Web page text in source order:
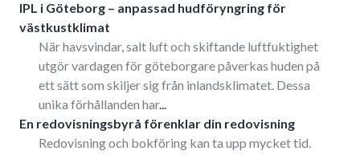
IPL i Göteborg – anpassad hudföryngring för
västkustklimat
När havsvindar, salt luft och skiftande luftfuktighet
utgör vardagen för göteborgare påverkas huden på
ett sätt som skiljer sig från inlandsklimatet. Dessa
unika förhållanden har...
En redovisningsbyrå förenklar din redovisning
Redovisning och bokföring kan ta upp mycket tid.